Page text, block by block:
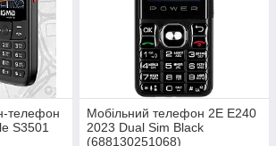
телефон
S3501
Мобiльний телефон 2E E240
2023 Dual Sim Black
(688130251068)